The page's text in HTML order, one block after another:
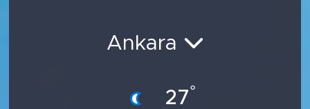
Ankara
27°